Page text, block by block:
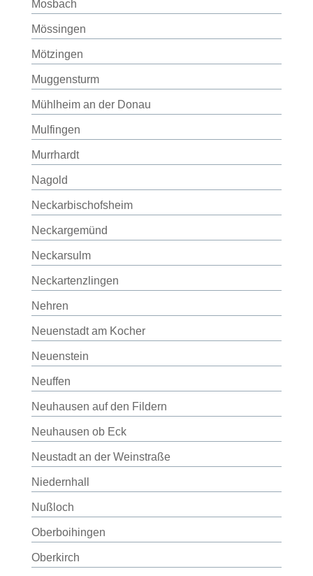
Mosbach
Mössingen
Mötzingen
Muggensturm
Mühlheim an der Donau
Mulfingen
Murrhardt
Nagold
Neckarbischofsheim
Neckargemünd
Neckarsulm
Neckartenzlingen
Nehren
Neuenstadt am Kocher
Neuenstein
Neuffen
Neuhausen auf den Fildern
Neuhausen ob Eck
Neustadt an der Weinstraße
Niedernhall
Nußloch
Oberboihingen
Oberkirch